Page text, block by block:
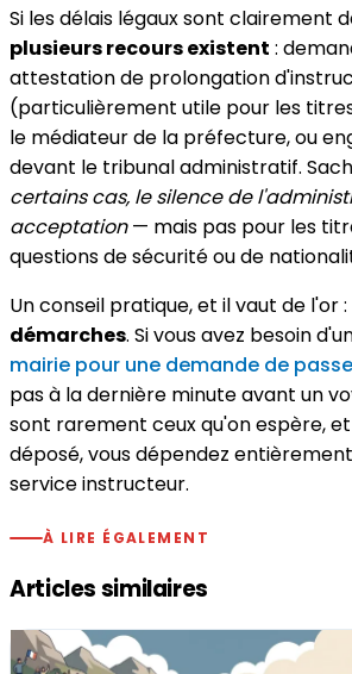
Si les délais légaux sont clairement
plusieurs recours existent :
attestation de prolongation
(particulièrement utile pour les
le médiateur de la préfecture, ou
devant le tribunal administratif.
certains cas, le silence de
acceptation— mais pas pour les
questions de sécurité ou de
Un conseil pratique, et il vaut de l'or :
démarches. Si vous avez besoin
mairie pour une demande de
pas à la dernière minute avant un
sont rarement ceux qu'on espère,
déposé, vous dépendez
service instructeur.
À LIRE ÉGALEMENT
Articles similaires